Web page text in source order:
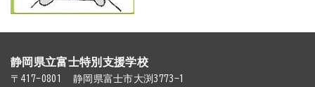
静岡県立富士特別支援学校
〒417-0801 静岡県富士市大渕3773-1